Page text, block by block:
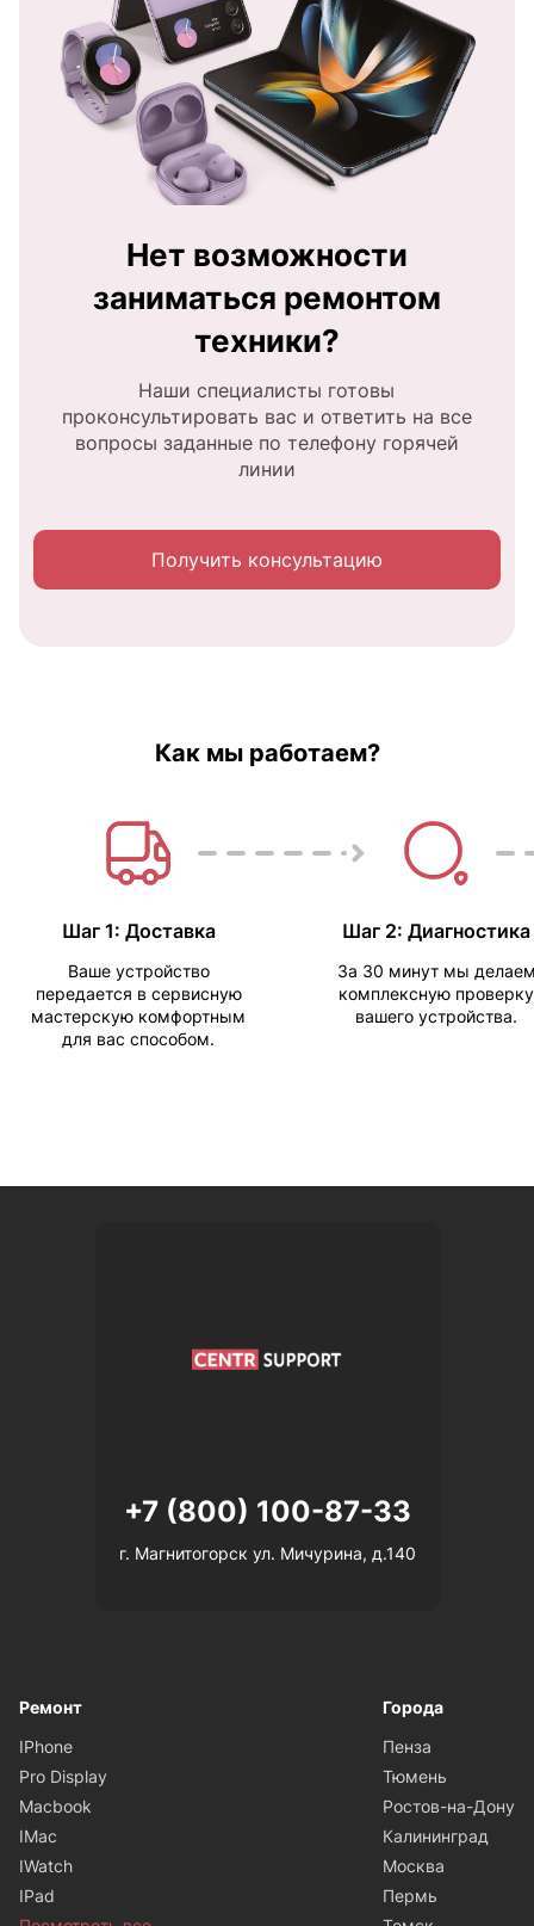
Нет возможности
заниматься ремонтом
техники?
Наши специалисты готовы
проконсультировать вас и ответить на все
вопросы заданные по телефону горячей
линии
Получить консультацию
Как мы работаем?
Шаг 1: Доставка
Ваше устройство
передается в сервисную
мастерскую комфортным
для вас способом.
Шаг 2: Диагностика
За 30 минут мы
комплексную проверку
вашего устройства.
+7 (800) 100-87-33
г. Магнитогорск ул. Мичурина, д.140
Ремонт
IPhone
Pro Display
Macbook
IMac
IWatch
IPad
Города
Пенза
Тюмень
Ростов-на-Дону
Калининград
Москва
Пермь